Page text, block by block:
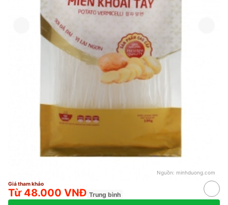
Nguồn: minhduong.com
Giá tham khảo
Từ 48.000 VNĐ Trung bình